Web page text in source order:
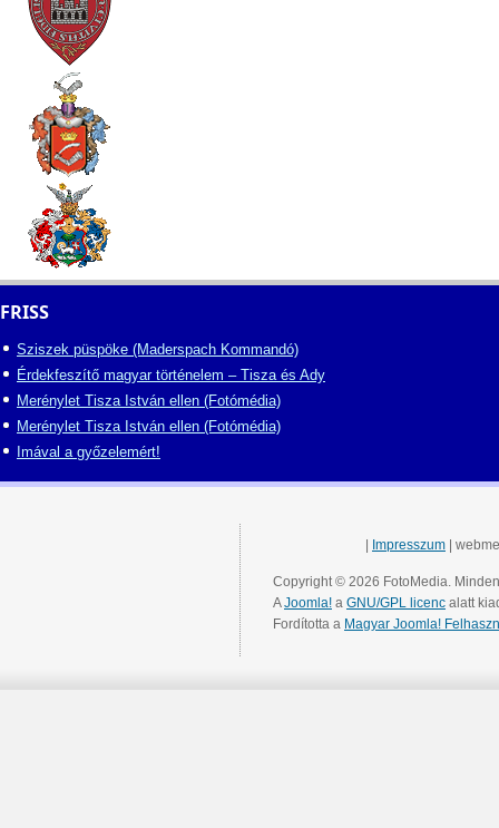
FRISS
Sziszek püspöke (Maderspach Kommandó)
Érdekfeszítő magyar történelem – Tisza és Ady
Merénylet Tisza István ellen (Fotómédia)
Merénylet Tisza István ellen (Fotómédia)
Imával a győzelemért!
Impresszum |
Copyright © 2026 FotoMedia.
AJoomla! a GNU/GPL licenc alatt
Fordította a Magyar Joomla!